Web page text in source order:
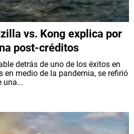
vs. Kong explica por
post-créditos
detrás de uno de los éxitos en
medio de la pandemia, se refirió
una...